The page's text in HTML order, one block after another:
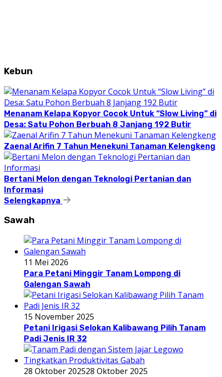
Kebun
Menanam Kelapa Kopyor Cocok Untuk “Slow Living” di
Desa: Satu Pohon Berbuah 8 Janjang 192 Butir
Zaenal Arifin 7 Tahun Menekuni Tanaman Kelengkeng
Bertani Melon dengan Teknologi Pertanian dan
Informasi
Selengkapnya
Sawah
11 Mei 2026
Para Petani Minggir Tanam Lompong di
Galengan Sawah
15 November 2025
Petani Irigasi Selokan Kalibawang Pilih Tanam
Padi Jenis IR 32
28 Oktober 202528 Oktober 2025